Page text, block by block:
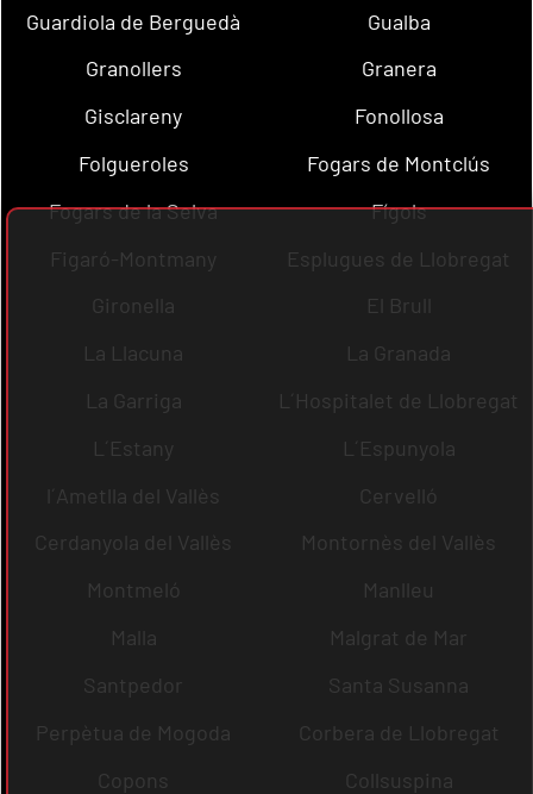
Guardiola de Berguedà
Gualba
Granollers
Granera
Gisclareny
Fonollosa
Folgueroles
Fogars de Montclús
Fogars de la Selva
Fígols
Figaró-Montmany
Esplugues de Llobregat
Gironella
El Brull
La Llacuna
La Granada
La Garriga
L´Hospitalet de Llobregat
L´Estany
L´Espunyola
l´Ametlla del Vallès
Cervelló
Cerdanyola del Vallès
Montornès del Vallès
Montmeló
Manlleu
Malla
Malgrat de Mar
Santpedor
Santa Susanna
Perpètua de Mogoda
Corbera de Llobregat
Copons
Collsuspina